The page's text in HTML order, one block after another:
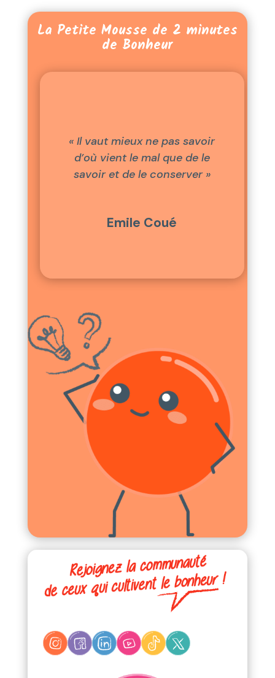
La Petite Mousse de 2 minutes
de Bonheur
« Il vaut mieux ne pas savoir
d’où vient le mal que de le
savoir et de le conserver »
Emile Coué